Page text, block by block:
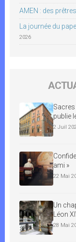
AMEN : des
La journée du
2026
Sacres
publie
2 Juil
ami »
22 Mai
Un
Léon
28 Mai